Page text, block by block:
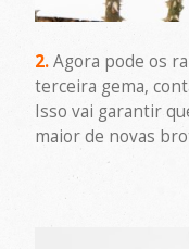
2. Agora pode os
terceira gema,
Isso vai garantir
maior de novas